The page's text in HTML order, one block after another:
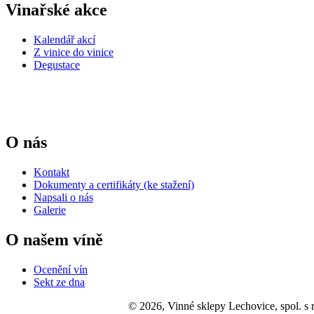
Vinařské akce
Kalendář akcí
Z vinice do vinice
Degustace
O nás
Kontakt
Dokumenty a certifikáty (ke stažení)
Napsali o nás
Galerie
O našem víně
Ocenění vín
Sekt ze dna
© 2026, Vinné sklepy Lechovice, spol. s